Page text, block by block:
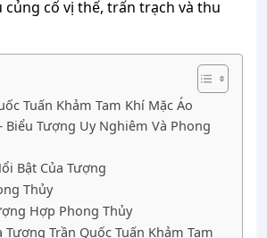
củng cố vị thế, trấn trạch và thu
Tuấn Khảm Tam Khí Mặc Áo
Biểu Tượng Uy Nghiêm Và Phong
Bật Của Tượng
Thủy
Hợp Phong Thủy
Trần Quốc Tuấn Khảm Tam